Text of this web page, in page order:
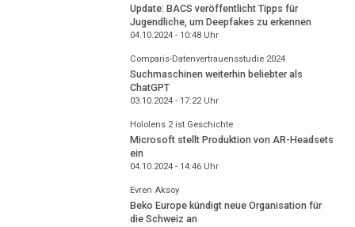
Update: BACS veröffentlicht Tipps für
Jugendliche, um Deepfakes zu erkennen
04.10.2024 - 10:48Uhr
Comparis-Datenvertrauensstudie 2024
Suchmaschinen weiterhin beliebter als
ChatGPT
03.10.2024 - 17:22Uhr
Hololens 2 ist Geschichte
Microsoft stellt Produktion von AR-Headsets
ein
04.10.2024 - 14:46Uhr
Evren Aksoy
Beko Europe kündigt neue Organisation für
die Schweiz an